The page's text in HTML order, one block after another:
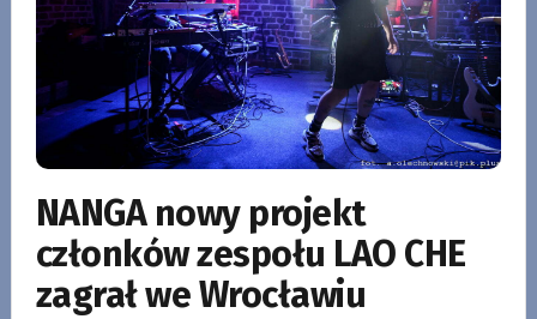
NANGA nowy projekt
członków zespołu LAO CHE
zagrał we Wrocławiu